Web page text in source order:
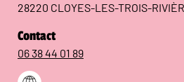
28220 CLOYES-LES-TROIS-
Contact
06 38 44 01 89